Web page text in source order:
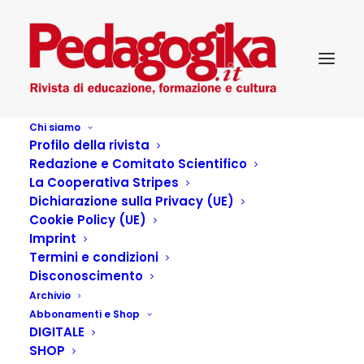
Chi siamo
Profilo della rivista
Redazione e Comitato Scientifico
La Cooperativa Stripes
Dichiarazione sulla Privacy (UE)
Cookie Policy (UE)
Imprint
Termini e condizioni
Disconoscimento
Archivio
Abbonamenti e Shop
DIGITALE
SHOP
Scelti per voi
EDUCATIVE
Rocco Carbone Libera i miei nemici Mondadori, pagg. 232,